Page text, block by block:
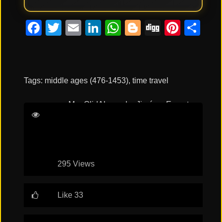
Facebook
Twitter
EmailLinkedIn
WhatsApp
Blogger
Digg
Tags: middle ages (476-1453), time travel
Mar Olid Alexandra Jiménez Ernesto
295 Views
Like 33